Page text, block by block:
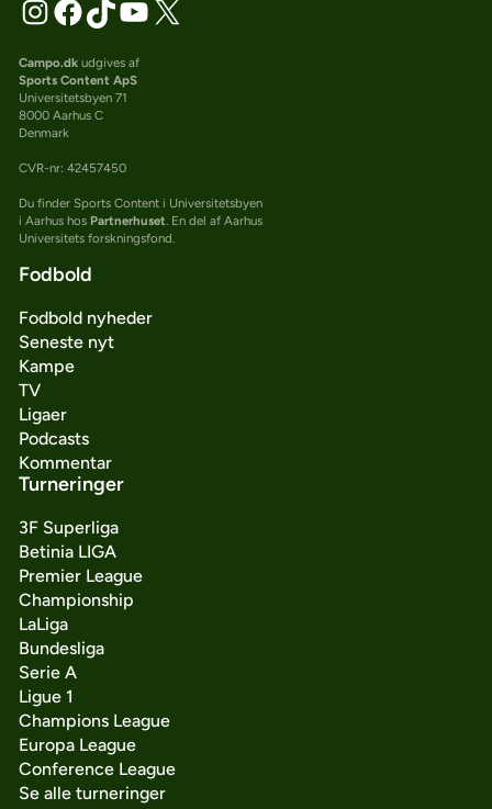
Campo.dkudgives af
Sports Content ApS
Universitetsbyen 71
8000 Aarhus C
Denmark
CVR-nr: 42457450
Du finder Sports Content i Universitetsbyen
i Aarhus hos Partnerhuset. En del af Aarhus
Universitets forskningsfond.
Fodbold
Fodbold nyheder
Seneste nyt
Kampe
TV
Ligaer
Podcasts
Kommentar
Turneringer
3F Superliga
Betinia LIGA
Premier League
Championship
LaLiga
Bundesliga
Serie A
Ligue 1
Champions League
Europa League
Conference League
Se alle turneringer